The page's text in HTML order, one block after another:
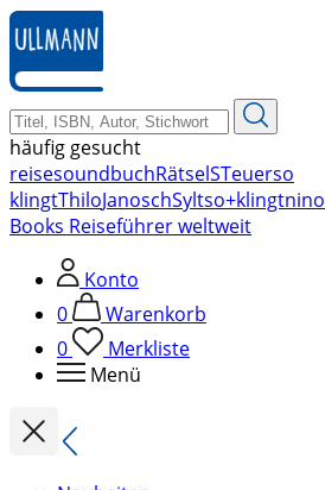
zum
Hauptinhalt
springen
häufig gesucht
reisesoundbuchRätselSTeuerso
klingtThiloJanoschSyltso+klingtnino
Books Reiseführer weltweit
Konto
0
Warenkorb
0
Merkliste
Menü